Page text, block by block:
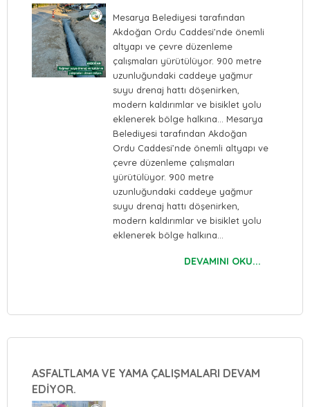
Mesarya Belediyesi tarafından
Akdoğan Ordu Caddesi’nde önemli
altyapı ve çevre düzenleme
çalışmaları yürütülüyor. 900 metre
uzunluğundaki caddeye yağmur
suyu drenaj hattı döşenirken,
modern kaldırımlar ve bisiklet yolu
eklenerek bölge halkına… Mesarya
Belediyesi tarafından Akdoğan
Ordu Caddesi’nde önemli altyapı ve
çevre düzenleme çalışmaları
yürütülüyor. 900 metre
uzunluğundaki caddeye yağmur
suyu drenaj hattı döşenirken,
modern kaldırımlar ve bisiklet yolu
eklenerek bölge halkına…
DEVAMINI OKU...
ASFALTLAMA VE YAMA ÇALIŞMALARI DEVAM
EDİYOR.